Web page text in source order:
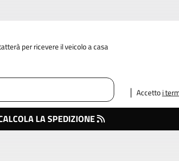
per ricevere il veicolo a casa
Accettoi
LA SPEDIZIONE